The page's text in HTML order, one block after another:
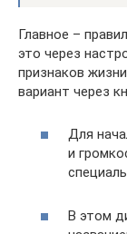
Главное –
это через
признаков
вариант через
Для
и
В этом